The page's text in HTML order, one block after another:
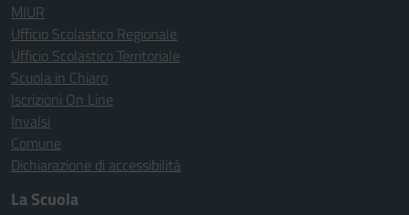
MIUR
Ufficio Scolastico Regionale
Ufficio Scolastico Territoriale
Scuola in Chiaro
Iscrizioni On Line
Invalsi
Comune
Dichiarazione di accessibilità
La Scuola